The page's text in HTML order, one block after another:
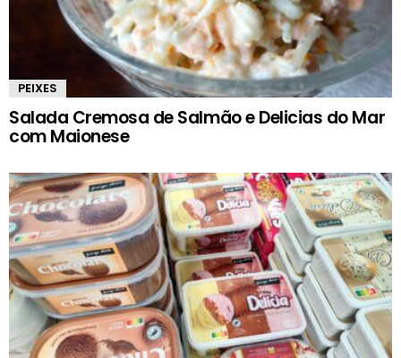
PEIXES
Salada Cremosa de Salmão e Delicias do Mar
com Maionese